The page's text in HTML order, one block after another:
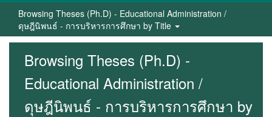
Browsing Theses (Ph.D) - Educational Administration /
ดุษฎีนิพนธ์ - การบริหารการศึกษา by Title
Browsing Theses (Ph.D) -
Educational Administration /
ดุษฎีนิพนธ์ - การบริหารการศึกษา by